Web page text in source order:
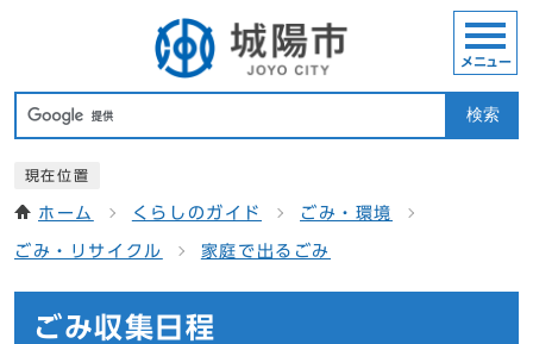
検索
メニュー
現在位置
ホーム くらしのガイド ごみ・環境
ごみ・リサイクル 家庭で出るごみ
ごみ収集日程